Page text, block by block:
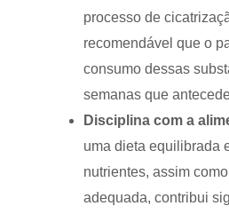
processo de
recomendável que o
consumo dessas
semanas que
Disciplina com a
uma dieta equilibrada
nutrientes, assim
adequada, contribui